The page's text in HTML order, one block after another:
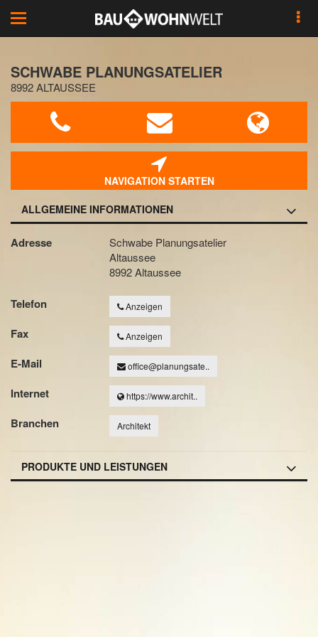
Toggle
navigation
SCHWABE PLANUNGSATELIER
8992 ALTAUSSEE
NAVIGATION STARTEN
ALLGEMEINE INFORMATIONEN
Adresse
Schwabe Planungsatelier
Altaussee
8992 Altaussee
Telefon Anzeigen
Fax Anzeigen
E-Mail office@planungsate..
Internet https://www.archit..
Branchen Architekt
PRODUKTE UND LEISTUNGEN